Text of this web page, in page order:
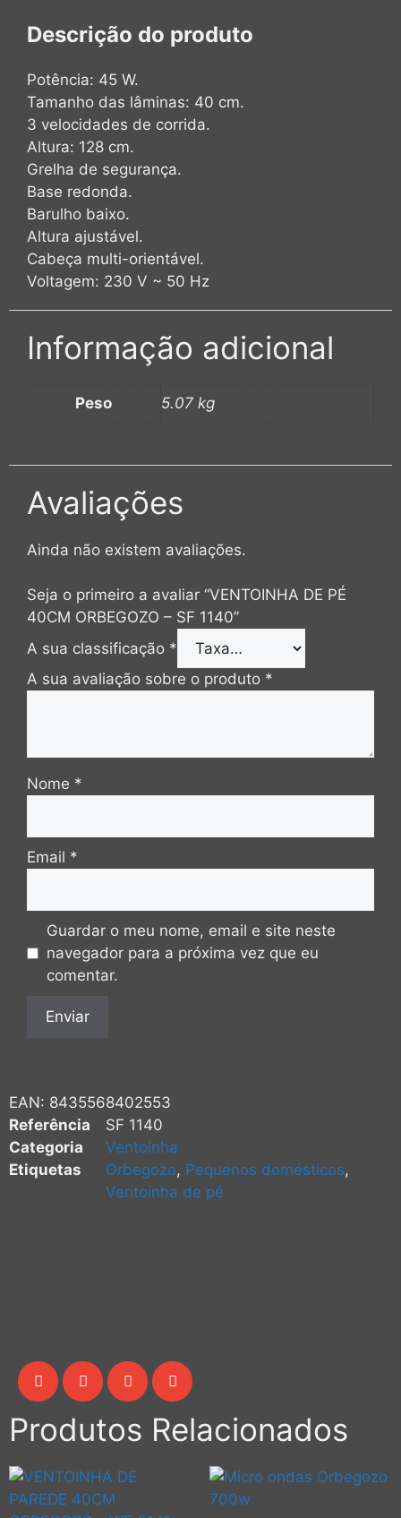
Descrição do produto
Potência: 45 W.
Tamanho das lâminas: 40 cm.
3 velocidades de corrida.
Altura: 128 cm.
Grelha de segurança.
Base redonda.
Barulho baixo.
Altura ajustável.
Cabeça multi-orientável.
Voltagem: 230 V ~ 50 Hz
Informação adicional
Peso 5.07 kg
Avaliações
Ainda não existem avaliações.
Seja o primeiro a avaliar “VENTOINHA DE PÉ
40CM ORBEGOZO – SF 1140”
A sua classificação *
A sua avaliação sobre o produto *
Nome *
Email *
Guardar o meu nome, email e site neste
navegador para a próxima vez que eu
comentar.
EAN: 8435568402553
Referência
SF 1140
Categoria
Ventoinha
Etiquetas
Orbegozo, Pequenos domésticos,
Ventoinha de pé
Produtos Relacionados